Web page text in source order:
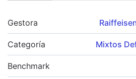
Gestora
Categoría Mixtos
Benchmark